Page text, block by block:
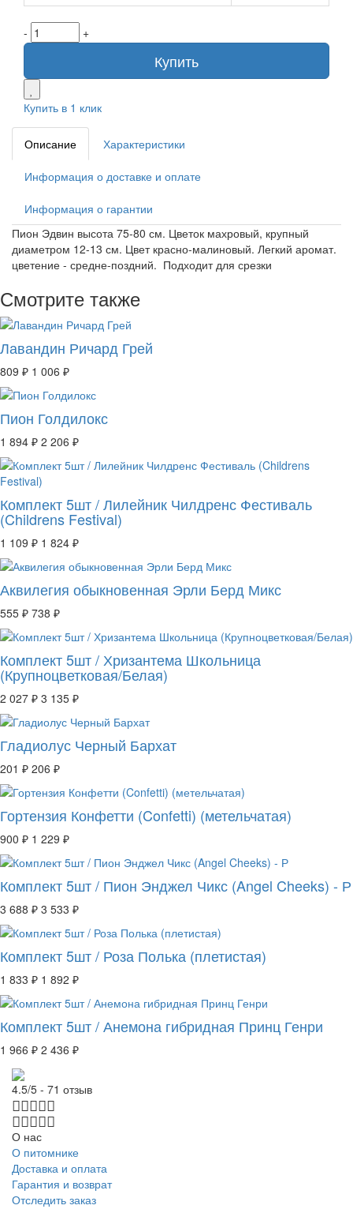
- +
Купить
Купить в 1 клик
Описание Характеристики
Информация о доставке и оплате
Информация о гарантии
Пион Эдвин высота 75-80 см. Цветок махровый, крупный
диаметром 12-13 см. Цвет красно-малиновый. Легкий аромат.
цветение - средне-поздний. Подходит для срезки
Смотрите также
Лавандин Ричард Грей
809 ₽ 1 006 ₽
Пион Голдилокс
1 894 ₽ 2 206 ₽
Комплект 5шт / Лилейник Чилдренс Фестиваль
(Childrens Festival)
1 109 ₽ 1 824 ₽
Аквилегия обыкновенная Эрли Берд Микс
555 ₽ 738 ₽
Комплект 5шт / Хризантема Школьница
(Крупноцветковая/Белая)
2 027 ₽ 3 135 ₽
Гладиолус Черный Бархат
201 ₽ 206 ₽
Гортензия Конфетти (Confetti) (метельчатая)
900 ₽ 1 229 ₽
Комплект 5шт / Пион Энджел Чикс (Angel Cheeks) - Р
3 688 ₽ 3 533 ₽
Комплект 5шт / Роза Полька (плетистая)
1 833 ₽ 1 892 ₽
Комплект 5шт / Анемона гибридная Принц Генри
1 966 ₽ 2 436 ₽
4.5/5 - 71 отзыв
О нас
О питомнике
Доставка и оплата
Гарантия и возврат
Отследить заказ